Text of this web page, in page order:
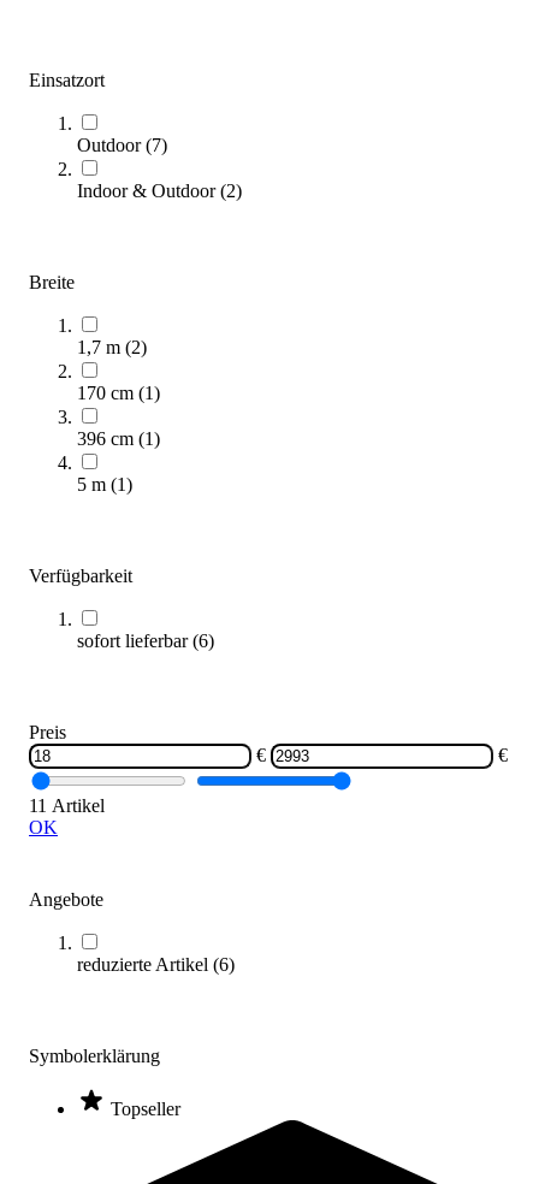
Einsatzort
Outdoor(7)
Indoor & Outdoor(2)
Breite
1,7 m (2)
170 cm (1)
396 cm (1)
5 m (1)
Verfügbarkeit
sofort lieferbar(6)
Preis
€
€
11 Artikel
OK
Angebote
reduzierte Artikel (6)
Symbolerklärung
Topseller
1.849,00 €
Zum Produkt
Sofort lieferbar
Zweiarmiges Kopfballpendel DUO
999,00 €
Einarmiges Kopfballpendel UNO
Längere Lieferzeit